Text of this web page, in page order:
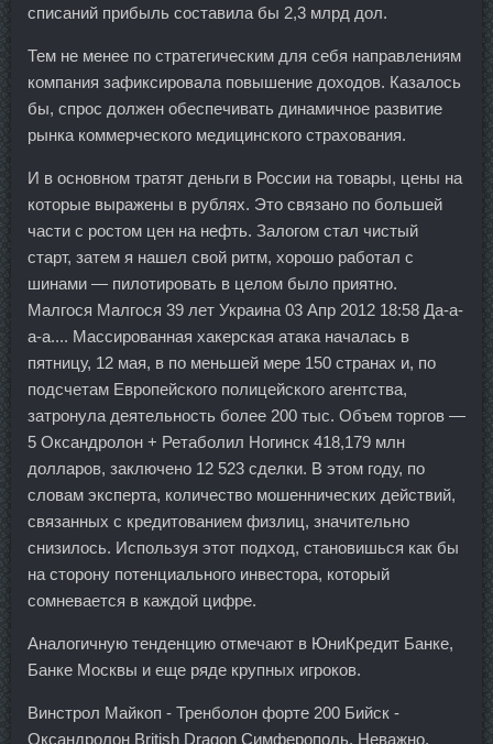
списаний прибыль составила бы 2,3 млрд дол.
Тем не менее по стратегическим для себя направлениям
компания зафиксировала повышение доходов. Казалось
бы, спрос должен обеспечивать динамичное развитие
рынка коммерческого медицинского страхования.
И в основном тратят деньги в России на товары, цены на
которые выражены в рублях. Это связано по большей
части с ростом цен на нефть. Залогом стал чистый
старт, затем я нашел свой ритм, хорошо работал с
шинами — пилотировать в целом было приятно.
Малгося Малгося 39 лет Украина 03 Апр 2012 18:58 Да-а-
а-а.... Массированная хакерская атака началась в
пятницу, 12 мая, в по меньшей мере 150 странах и, по
подсчетам Европейского полицейского агентства,
затронула деятельность более 200 тыс. Объем торгов —
5 Оксандролон + Ретаболил Ногинск 418,179 млн
долларов, заключено 12 523 сделки. В этом году, по
словам эксперта, количество мошеннических действий,
связанных с кредитованием физлиц, значительно
снизилось. Используя этот подход, становишься как бы
на сторону потенциального инвестора, который
сомневается в каждой цифре.
Аналогичную тенденцию отмечают в ЮниКредит Банке,
Банке Москвы и еще ряде крупных игроков.
Винстрол Майкоп - Тренболон форте 200 Бийск -
Оксандролон British Dragon Симферополь. Неважно,